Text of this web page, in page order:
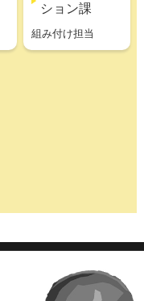
ション課
組み付け担当